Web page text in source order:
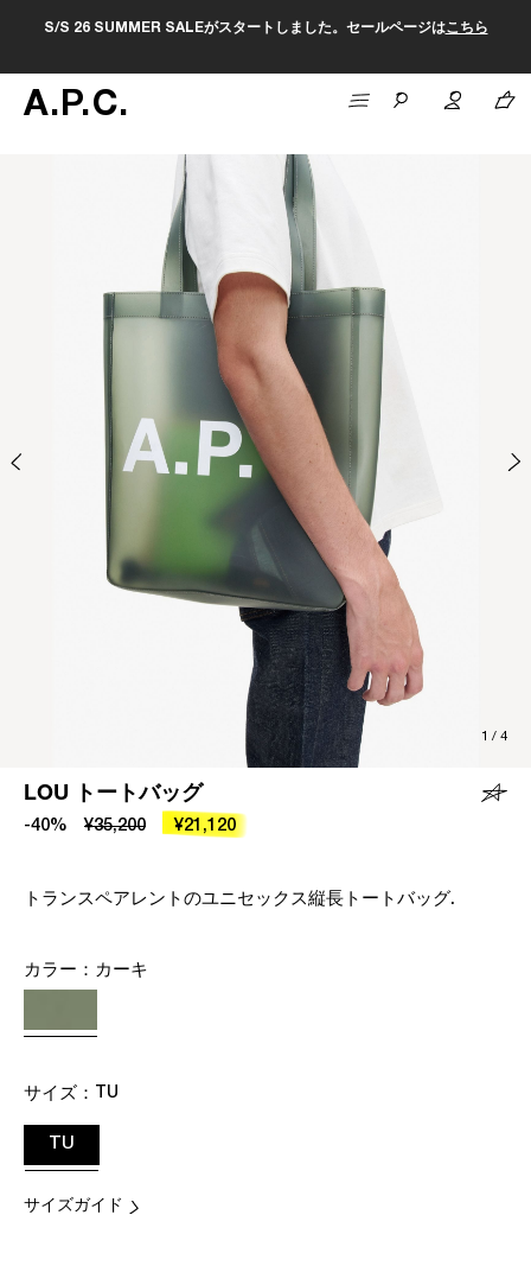
S/S 26 SUMMER SALEがスタートしました。セールページはこちら
A.P.C.
1 / 4
LOU トートバッグ
-40% ¥35,200 ¥21,120
トランスペアレントのユニセックス縦長トートバッグ.
カラー： カーキ
サイズ： TU
TU
サイズガイド